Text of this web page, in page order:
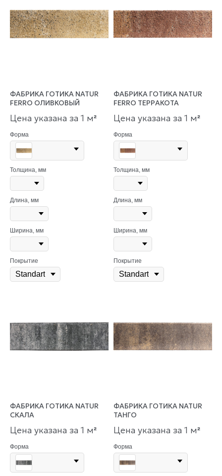
ФАБРИКА ГОТИКА NATUR
FERRO ОЛИВКОВЫЙ
Цена указана за 1 м²
Форма
Толщина, мм
Длина, мм
Ширина, мм
Покрытие
ФАБРИКА ГОТИКА NATUR
FERRO ТЕРРАКОТА
Цена указана за 1 м²
Форма
Толщина, мм
Длина, мм
Ширина, мм
Покрытие
ФАБРИКА ГОТИКА NATUR
СКАЛА
Цена указана за 1 м²
Форма
ФАБРИКА ГОТИКА NATUR
ТАНГО
Цена указана за 1 м²
Форма